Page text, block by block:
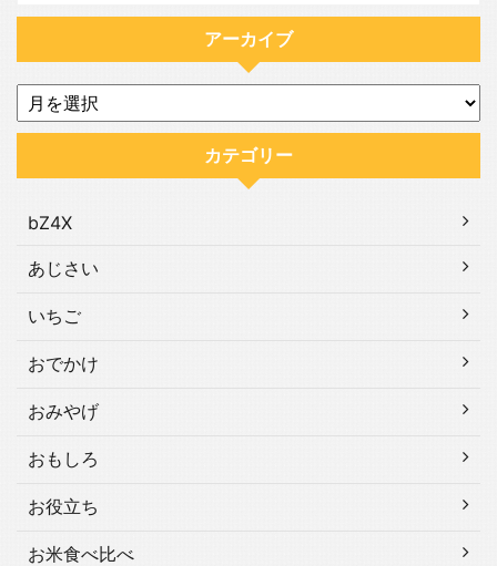
アーカイブ
カテゴリー
bZ4X
あじさい
いちご
おでかけ
おみやげ
おもしろ
お役立ち
お米食べ比べ